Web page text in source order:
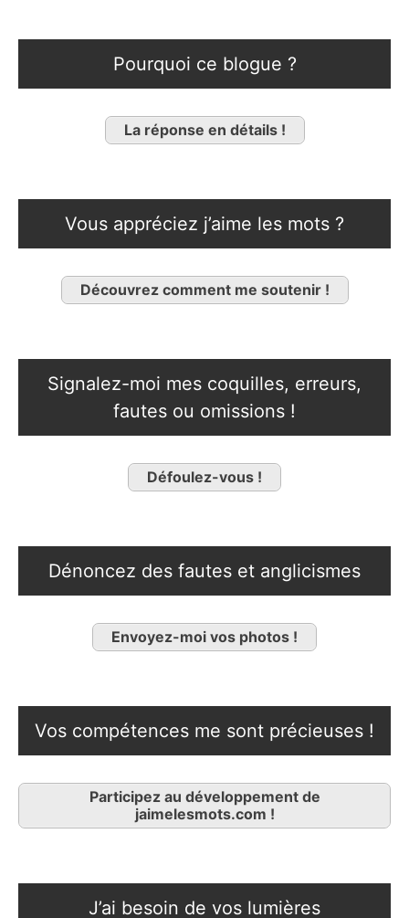
Pourquoi ce blogue ?
La réponse en détails !
Vous appréciez j’aime les mots ?
Découvrez comment me soutenir !
Signalez-moi mes coquilles, erreurs,
fautes ou omissions !
Défoulez-vous !
Dénoncez des fautes et anglicismes
Envoyez-moi vos photos !
Vos compétences me sont précieuses !
Participez au développement de
jaimelesmots.com !
J’ai besoin de vos lumières